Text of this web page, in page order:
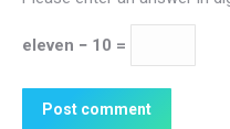
eleven − 10 =
Post comment